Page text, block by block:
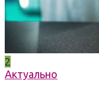
2
Актуально